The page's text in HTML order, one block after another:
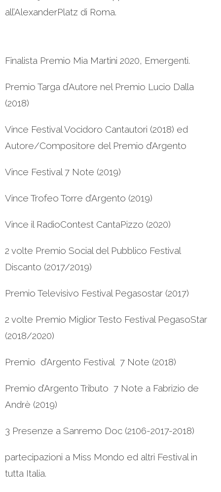
all’AlexanderPlatz di Roma.
Finalista Premio Mia Martini 2020, Emergenti.
Premio Targa d’Autore nel Premio Lucio Dalla
(2018)
Vince Festival Vocidoro Cantautori (2018) ed
Autore/Compositore del Premio d’Argento
Vince Festival 7 Note (2019)
Vince Trofeo Torre d’Argento (2019)
Vince il RadioContest CantaPizzo (2020)
2 volte Premio Social del Pubblico Festival
Discanto (2017/2019)
Premio Televisivo Festival Pegasostar (2017)
2 volte Premio Miglior Testo Festival PegasoStar
(2018/2020)
Premio d’Argento Festival 7 Note (2018)
Premio d’Argento Tributo 7 Note a Fabrizio de
Andrè (2019)
3 Presenze a Sanremo Doc (2106-2017-2018)
partecipazioni a Miss Mondo ed altri Festival in
tutta Italia.